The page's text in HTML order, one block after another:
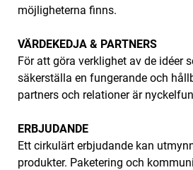
möjligheterna finns. ‌
VÄRDEKEDJA & PARTNERS
För att göra verklighet av de idéer
säkerställa en fungerande och
partners och relationer är
ERBJUDANDE
Ett cirkulärt erbjudande kan
produkter. Paketering och